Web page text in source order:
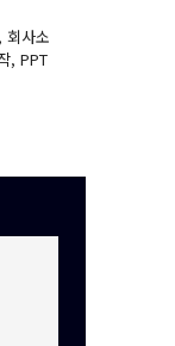
회사소
, PPT